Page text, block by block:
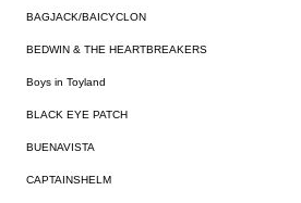
BAGJACK/BAICYCLON
BEDWIN & THE HEARTBREAKERS
Boys in Toyland
BLACK EYE PATCH
BUENAVISTA
CAPTAINSHELM